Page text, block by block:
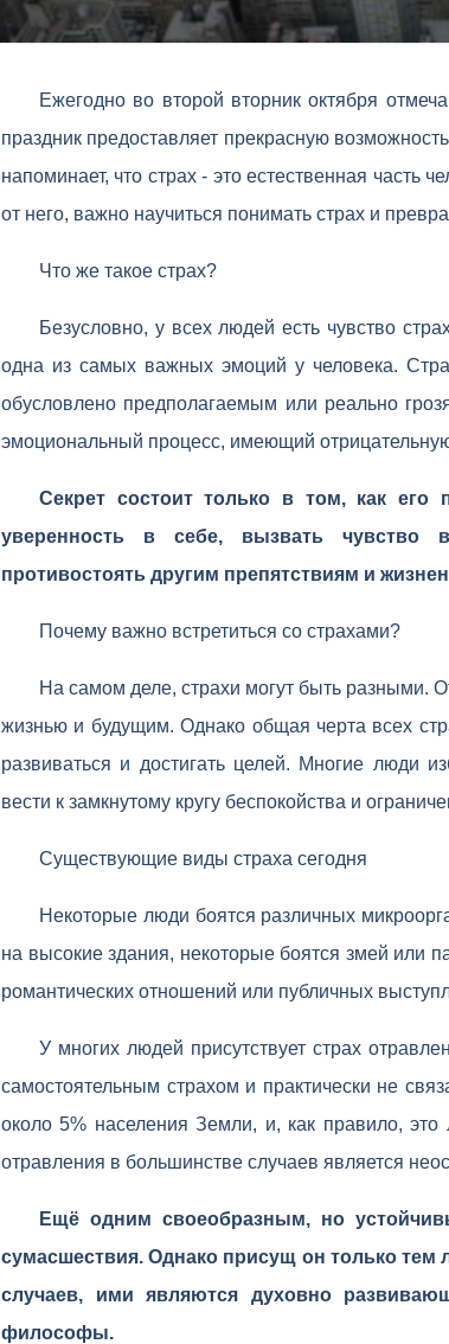
Ежегодно во второй вторник октября
праздник предоставляет прекрасную
напоминает, что страх - это естественная часть
от него, важно научиться понимать страх и
Что же такое страх?
Безусловно, у всех людей есть чувство
одна из самых важных эмоций у человека.
обусловлено предполагаемым или реально
эмоциональный процесс, имеющий отрицательную
Секрет состоит только в том, как его
уверенность в себе, вызвать чувство
противостоять другим препятствиям и
Почему важно встретиться со страхами?
На самом деле, страхи могут быть разными.
жизнью и будущим. Однако общая черта всех
развиваться и достигать целей. Многие люди
вести к замкнутому кругу беспокойства и
Существующие виды страха сегодня
Некоторые люди боятся различных
на высокие здания, некоторые боятся змей или
романтических отношений или публичных
У многих людей присутствует страх
самостоятельным страхом и практически не
около 5% населения Земли, и, как правило,
отравления в большинстве случаев является
Ещё одним своеобразным, но
сумасшествия. Однако присущ он только
случаев, ими являются духовно
философы.